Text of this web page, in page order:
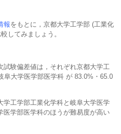
報をもとに，京都大学工学部 (工業化
してみましょう。
験偏差値は，それぞれ京都大学工
阜大学医学部医学科 が 83.0%・65.0
工学部工業化学科と岐阜大学医学
学部医学科のほうが難易度が高い